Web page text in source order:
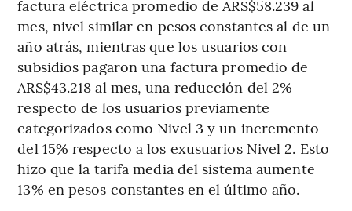
factura eléctrica promedio de ARS$58.239 al
mes, nivel similar en pesos constantes al de un
año atrás, mientras que los usuarios con
subsidios pagaron una factura promedio de
ARS$43.218 al mes, una reducción del 2%
respecto de los usuarios previamente
categorizados como Nivel 3 y un incremento
del 15% respecto a los exusuarios Nivel 2. Esto
hizo que la tarifa media del sistema aumente
13% en pesos constantes en el último año.